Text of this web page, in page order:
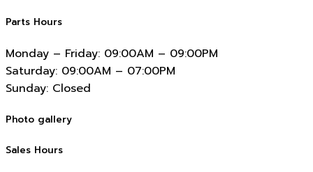
Parts Hours
Monday – Friday: 09:00AM – 09:00PM
Saturday: 09:00AM – 07:00PM
Sunday: Closed
Photo gallery
Sales Hours